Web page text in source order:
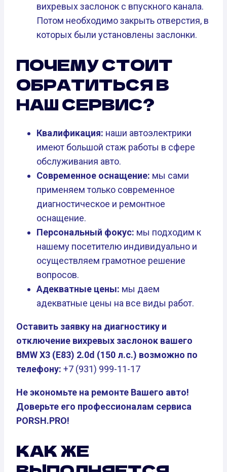
вихревых заслонок с впускного канала.
Потом необходимо закрыть отверстия, в
которых были установлены заслонки.
ПОЧЕМУ СТОИТ
ОБРАТИТЬСЯ В
НАШ СЕРВИС?
Квалификация: наши автоэлектрики
имеют большой стаж работы в сфере
обслуживания авто.
Современное оснащение: мы сами
применяем только современное
диагностическое и ремонтное
оснащение.
Персональный фокус: мы подходим к
нашему посетителю индивидуально и
осуществляем грамотное решение
вопросов.
Адекватные цены: мы даем
адекватные цены на все виды работ.
Оставить заявку на диагностику и
отключение вихревых заслонок вашего
BMW X3 (E83) 2.0d (150 л.с.) возможно по
телефону: +7 (931) 999-11-17
Не экономьте на ремонте Вашего авто!
Доверьте его профессионалам сервиса
PORSH.PRO!
КАК ЖЕ